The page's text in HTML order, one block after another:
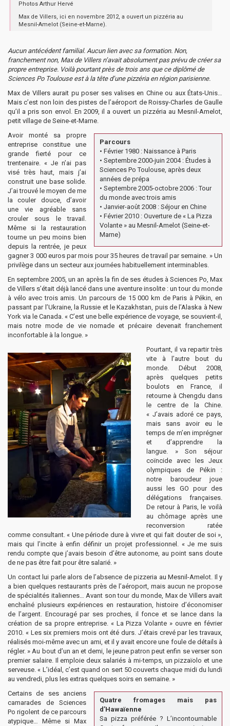
Photos Arthur Hervé
Max de Villers, ici en novembre 2012, a ouvert un pizzéria au
Mesnil-Amelot (Seine-et-Marne).
Aucun antécédent familial. Aucun lien avec sa formation. Non,
franchement non, Max de Villers n’avait absolument pas prévu de créer sa
propre entreprise. Voilà pourtant près de trois ans que ce diplômé de
Sciences Po Toulouse est à la tête d’une pizzéria en région parisienne.
Max de Villers aurait pu poser ses valises en Chine ou aux États-Unis…
Mais c’est non loin des pistes de l’aéroport de Roissy-Charles de Gaulle
qu’il a pris son envol. En 2009, il a ouvert un pizzéria au Mesnil-Amelot,
petit village de Seine-et-Marne.
Parcours
• Février 1980 : Naissance à Paris
• Septembre 2000-juin 2004 : Études à
Sciences Po Toulouse, après deux
années de prépa
• Septembre 2005-octobre 2006 : Tour
du monde avec trois amis
• Janvier-août 2008 : Séjour en Chine
• Février 2010 : Ouverture de « La Pizza
Volante » au Mesnil-Amelot (Seine-et-
Marne)
Avoir monté sa propre
entreprise constitue une
grande fierté pour ce
trentenaire. « Je n’ai pas
visé très haut, mais j’ai
construit une base solide.
J’ai trouvé le moyen de me
la couler douce, d’avoir
une vie agréable sans
crouler sous le travail.
Même si la restauration
tourne un peu moins bien
depuis la rentrée, je peux
gagner 3 000 euros par mois pour 35 heures de travail par semaine. » Un
privilège dans un secteur aux journées habituellement interminables.
En septembre 2005, un an après la fin de ses études à Sciences Po, Max
de Villers s’était déjà lancé dans une aventure insolite : un tour du monde
à vélo avec trois amis. Un parcours de 15 000 km de Paris à Pékin, en
passant par l’Ukraine, la Russie et le Kazakhstan, puis de l’Alaska à New
York via le Canada. « C’est une belle expérience de voyage, se souvient-il,
mais notre mode de vie nomade et précaire devenait franchement
inconfortable à la longue. »
Pourtant, il va repartir très
vite à l’autre bout du
monde. Début 2008,
après quelques petits
boulots en France, il
retourne à Chengdu dans
le centre de la Chine.
« J’avais adoré ce pays,
mais sans avoir eu le
temps de m’en imprégner
et d’apprendre la
langue. » Son séjour
coïncide avec les Jeux
olympiques de Pékin :
notre baroudeur joue
aussi les GO pour des
délégations françaises.
De retour à Paris, le voilà
au chômage après une
reconversion ratée
comme consultant. « Une période dure à vivre et qui fait douter de soi »,
mais qui l’incite à enfin définir un projet professionnel. « Je me suis
rendu compte que j’avais besoin d’être autonome, au point sans doute
de ne pas être fait pour être salarié. »
Un contact lui parle alors de l’absence de pizzeria au Mesnil-Amelot. Il y
a bien quelques restaurants près de l’aéroport, mais aucun ne propose
de spécialités italiennes… Avant son tour du monde, Max de Villers avait
enchaîné plusieurs expériences en restauration, histoire d’économiser
de l’argent. Encouragé par ses proches, il fonce et se lance dans la
création de sa propre entreprise. « La Pizza Volante » ouvre en février
2010. « Les six premiers mois ont été durs. J’étais crevé par les travaux,
réalisés moi-même avec un ami, et il y avait encore une foule de détails à
régler. » Au bout d’un an et demi, le jeune patron peut enfin se verser son
premier salaire. Il emploie deux salariés à mi-temps, un pizzaïolo et une
serveuse. « L’idéal, c’est quand on sert 50 couverts chaque midi du lundi
au vendredi, plus les extras quelques soirs en semaine. »
Quatre fromages mais pas
d’Hawaïenne
Sa pizza préférée ? L’incontournable
Certains de ses anciens
camarades de Sciences
Po rigolent de ce parcours
atypique… Même si Max